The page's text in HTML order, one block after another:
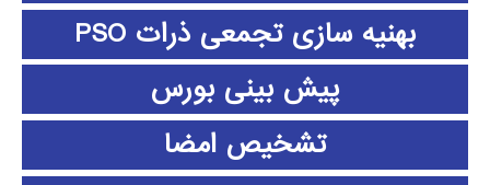
بهنیه سازی تجمعی ذرات PSO
پیش بینی بورس
تشخیص امضا